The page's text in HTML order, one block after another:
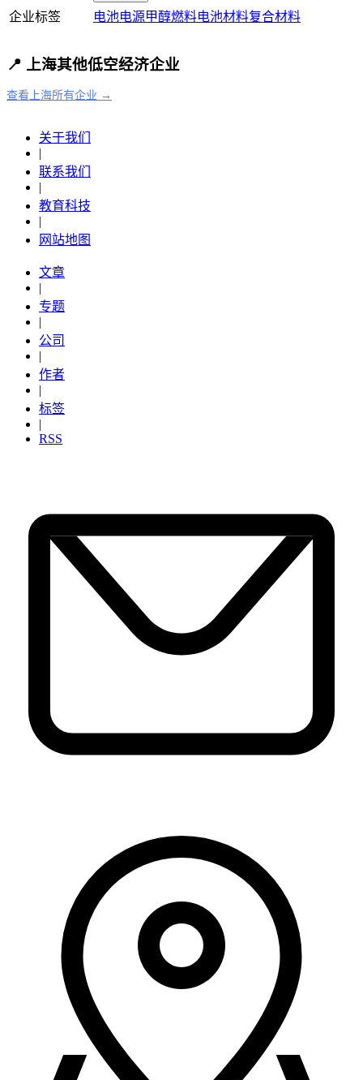
企业标签 电池电源甲醇燃料电池材料复合材料
📍 上海其他低空经济企业
查看上海所有企业 →
关于我们
|
联系我们
|
教育科技
|
网站地图
文章
|
专题
|
公司
|
作者
|
标签
|
RSS